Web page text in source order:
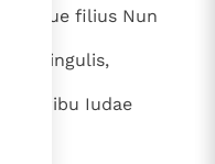
Iosue filius Nun
singulis,
de tribu Iudae